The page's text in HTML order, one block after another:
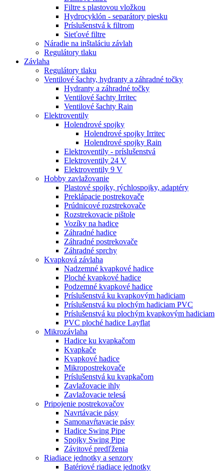
Filtre s plastovou vložkou
Hydrocyklón - separátory piesku
Príslušenstvá k filtrom
Sieťové filtre
Náradie na inštaláciu závlah
Regulátory tlaku
Závlaha
Regulátory tlaku
Ventilové šachty, hydranty a záhradné točky
Hydranty a záhradné točky
Ventilové šachty Irritec
Ventilové šachty Rain
Elektroventily
Holendrové spojky
Holendrové spojky Irritec
Holendrové spojky Rain
Elektroventily - príslušenstvá
Elektroventily 24 V
Elektroventily 9 V
Hobby zavlažovanie
Plastové spojky, rýchlospojky, adaptéry
Preklápacie postrekovače
Prúdnicové rozstrekovače
Rozstrekovacie pištole
Vozíky na hadice
Záhradné hadice
Záhradné postrekovače
Záhradné sprchy
Kvapková závlaha
Nadzemné kvapkové hadice
Ploché kvapkové hadice
Podzemné kvapkové hadice
Príslušenstvá ku kvapkovým hadiciam
Príslušenstvá ku plochým hadiciam PVC
Príslušenstvá ku plochým kvapkovým hadiciam
PVC ploché hadice Layflat
Mikrozávlaha
Hadice ku kvapkačom
Kvapkače
Kvapkové hadice
Mikropostrekovače
Príslušenstvá ku kvapkačom
Zavlažovacie ihly
Zavlažovacie telesá
Pripojenie postrekovačov
Navrtávacie pásy
Samonavŕtavacie pásy
Hadice Swing Pipe
Spojky Swing Pipe
Závitové predľženia
Riadiace jednotky a senzory
Batériové riadiace jednotky